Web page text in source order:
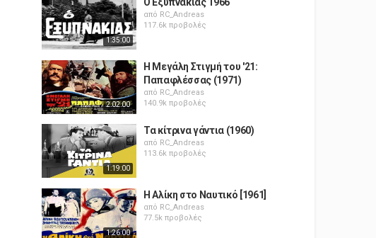
1:35:00
από RC_Andreas
117.6k προβολές
2:02:00
Η Μεγάλη Στιγμή του '21:
Παπαφλέσσας (1971)
από RC_Andreas
140.9k προβολές
1:19:00
Τα κίτρινα γάντια (1960)
από RC_Andreas
113.6k προβολές
1:26:00
Η Αλίκη στο Ναυτικό [1961]
από RC_Andreas
77.5k προβολές